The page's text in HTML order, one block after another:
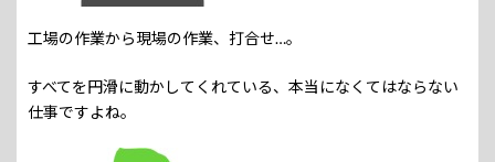
工場の作業から現場の作業、打合せ…。
すべてを円滑に動かしてくれている、本当になくてはならない
仕事ですよね。